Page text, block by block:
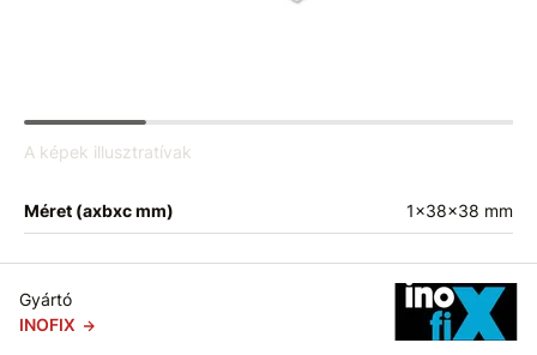
A képek illusztratívak
Méret (axbxc mm) 1x38x38 mm
Gyártó
INOFIX